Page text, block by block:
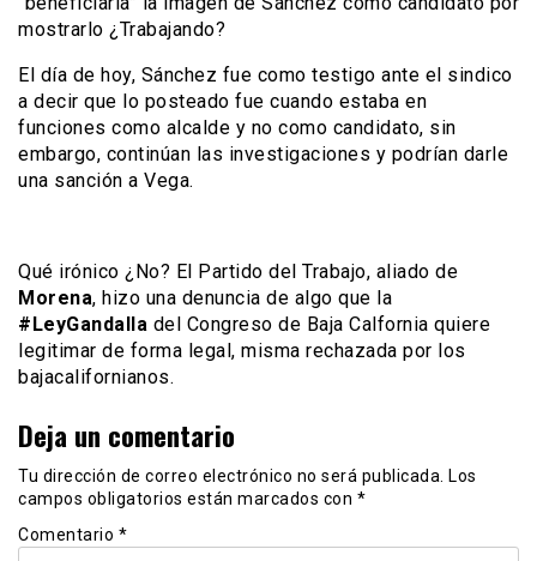
mostrarlo ¿Trabajando?
El día de hoy, Sánchez fue como testigo ante el sindico
a decir que lo posteado fue cuando estaba en
funciones como alcalde y no como candidato, sin
embargo, continúan las investigaciones y podrían darle
una sanción a Vega.
Qué irónico ¿No? El Partido del Trabajo, aliado de
Morena, hizo una denuncia de algo que la
#LeyGandalla del Congreso de Baja Calfornia quiere
legitimar de forma legal, misma rechazada por los
bajacalifornianos.
Deja un comentario
Tu dirección de correo electrónico no será publicada.
Los
campos obligatorios están marcados con *
Comentario *